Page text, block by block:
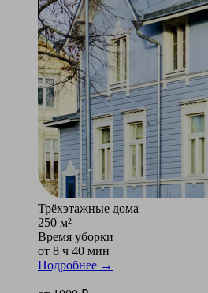
Трёхэтажные дома
250 м²
Время уборки
от 8 ч 40 мин
Подробнее →